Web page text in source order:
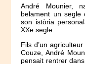
André Mounier,
belament un
son istòria
XXe segle.
Fils d’un
Couze, André
pensait rentrer